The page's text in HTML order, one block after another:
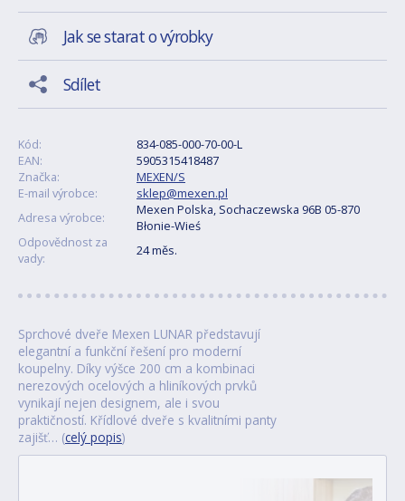
Jak se starat o výrobky
Sdílet
Kód:
834-085-000-70-00-L
EAN:
5905315418487
Značka:
MEXEN/S
E-mail výrobce:
sklep@mexen.pl
Adresa výrobce:
Mexen Polska, Sochaczewska 96B 05-870
Błonie-Wieś
Odpovědnost za
vady:
24 měs.
Sprchové dveře Mexen LUNAR představují
elegantní a funkční řešení pro moderní
koupelny. Díky výšce 200 cm a kombinaci
nerezových ocelových a hliníkových prvků
vynikají nejen designem, ale i svou
praktičností. Křídlové dveře s kvalitními panty
zajišť… (celý popis)